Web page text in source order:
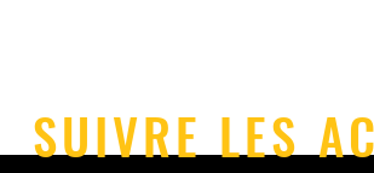
SUIVRE LES